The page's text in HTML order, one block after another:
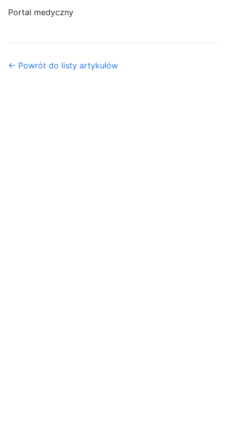
Portal medyczny
← Powrót do listy artykułów